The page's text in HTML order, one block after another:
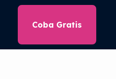
Coba Gratis